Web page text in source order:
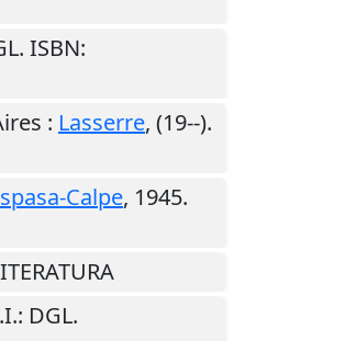
ISBN:
: Lasserre, (19--).
Calpe, 1945.
: DGL.